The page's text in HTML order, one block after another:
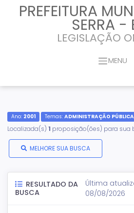
PREFEITURA
SERRA -
LEGISLAÇÃO
MENU
Ano: 2001 Temas: ADMINISTRAÇÃO
Localizada(s) 1 proposição(ões) para sua
MELHORE SUA BUSCA
RESULTADO DA
BUSCA
Última
08/08/2026